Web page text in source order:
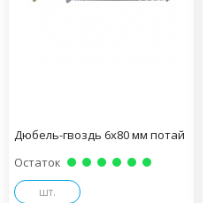
Дюбель-гвоздь 6х80 мм потай
Остаток
шт.